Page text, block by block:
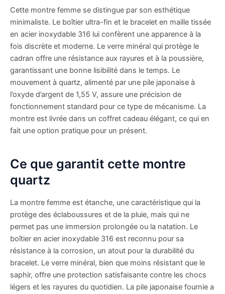
Cette montre femme se distingue par son esthétique
minimaliste. Le boîtier ultra-fin et le bracelet en maille tissée
en acier inoxydable 316 lui confèrent une apparence à la
fois discrète et moderne. Le verre minéral qui protège le
cadran offre une résistance aux rayures et à la poussière,
garantissant une bonne lisibilité dans le temps. Le
mouvement à quartz, alimenté par une pile japonaise à
l’oxyde d’argent de 1,55 V, assure une précision de
fonctionnement standard pour ce type de mécanisme. La
montre est livrée dans un coffret cadeau élégant, ce qui en
fait une option pratique pour un présent.
Ce que garantit cette montre
quartz
La montre femme est étanche, une caractéristique qui la
protège des éclaboussures et de la pluie, mais qui ne
permet pas une immersion prolongée ou la natation. Le
boîtier en acier inoxydable 316 est reconnu pour sa
résistance à la corrosion, un atout pour la durabilité du
bracelet. Le verre minéral, bien que moins résistant que le
saphir, offre une protection satisfaisante contre les chocs
légers et les rayures du quotidien. La pile japonaise fournie a